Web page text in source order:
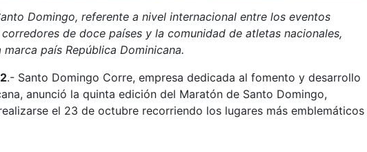
Domingo, referente a nivel internacional entre los eventos
de doce países y la comunidad de atletas nacionales,
país República Dominicana.
.- Santo Domingo Corre, empresa dedicada al fomento y desarrollo
anunció la quinta edición del Maratón de Santo Domingo,
el 23 de octubre recorriendo los lugares más emblemáticos